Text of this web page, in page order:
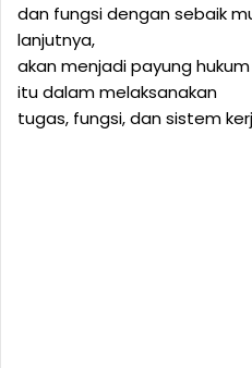
dan fungsi dengan sebaik
lanjutnya,
akan menjadi payung
itu dalam melaksanakan
tugas, fungsi, dan sistem